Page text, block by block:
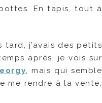
En tapis, tout à
j’avais des petits
après, je vois sur
, mais qui semble
me rendre à la vente,